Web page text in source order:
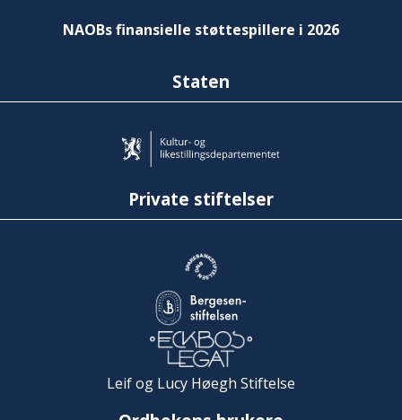
NAOBs finansielle støttespillere i 2026
Staten
Private stiftelser
Leif og Lucy Høegh Stiftelse